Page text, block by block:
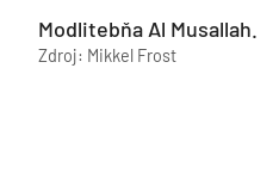
Modlitebňa Al Musallah.
Zdroj: Mikkel Frost